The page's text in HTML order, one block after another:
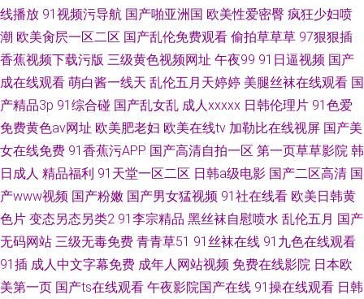
线播放 91视频污导航 国产啪亚洲国 欧美性爱密臀 疯狂少妇喷
潮 欧美肏屄一区二区 国产乱伦免费观看 偷拍草草草 97狠狠插
香蕉视频下载污版 三级黄色视频网址 午夜99 91日逼视频 国产
成在线观看 萌白酱一线天 乱伦五月天婷婷 美腿丝袜在线观看 国
产精品3p 91综合碰 国产乱女乱 成人xxxxx 日韩伦理片 91色爱
免费黄色av网址 欧美肥老妇 欧美在线tv 加勒比在线视屏 国产美
女在线免费 91香蕉污APP 国产高清自拍一区 第一页草草影院 韩
日成人 精品福利 91天堂一区二区 日韩a级电影 国产二区高清 国
产www视频 国产粉嫩 国产男女猛视频 91社在线看 欧美日韩黄
色片 变态另态另类2 91李宗精品 黑丝袜自慰喷水 乱伦五月 国产
无码网站 三级无毒免费 青青草51 91丝袜在线 91九色在线观看
91插 成人中文字幕免费 成年人网站视频 免费在线影院 日本欧
美第一页 国产ts在线观看 午夜影院国产在线 91操在线观看 日韩